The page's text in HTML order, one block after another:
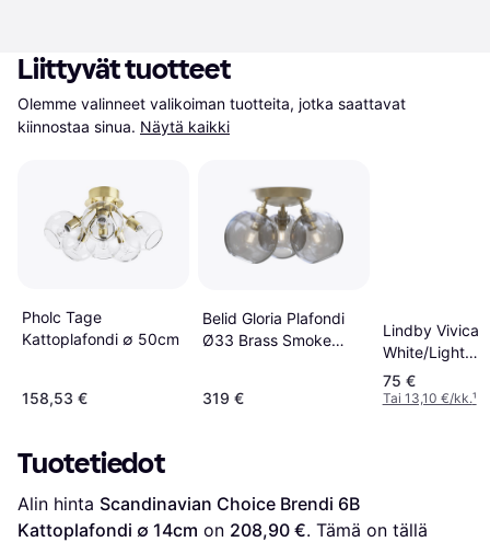
Liittyvät tuotteet
Olemme valinneet valikoiman tuotteita, jotka saattavat
kiinnostaa sinua. Näytä kaikki
Pholc Tage
Kattoplafondi ∅ 50cm
158,53 €
Belid Gloria Plafondi
Ø33 Brass Smoke
319 €
Lindby Vivica
White/Light
Wood/Chrome
Kattoplafondi
75 €
Tai 13,10 €/kk.¹
Tuotetiedot
Alin hinta Scandinavian Choice Brendi 6B
Kattoplafondi ∅ 14cm on 208,90 €. Tämä on tällä